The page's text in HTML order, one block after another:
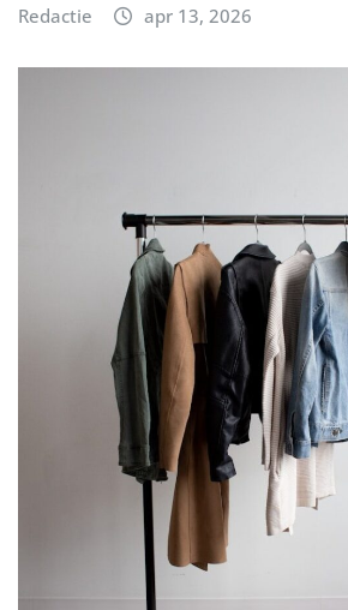
Redactie apr 13, 2026